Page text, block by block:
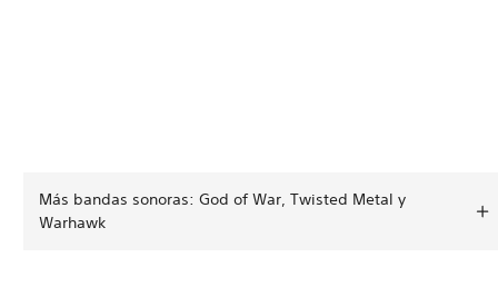
Más bandas sonoras: God of War, Twisted Metal y
Warhawk